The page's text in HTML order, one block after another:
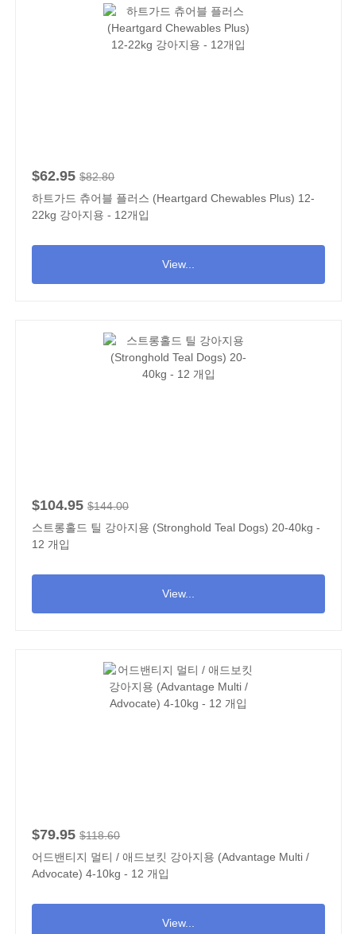
$62.95 $82.80
하트가드 츄어블 플러스 (Heartgard Chewables Plus) 12-
22kg 강아지용 - 12개입
View...
$104.95 $144.00
스트롱홀드 틸 강아지용 (Stronghold Teal Dogs) 20-40kg -
12 개입
View...
$79.95 $118.60
어드밴티지 멀티 / 애드보킷 강아지용 (Advantage Multi /
Advocate) 4-10kg - 12 개입
View...